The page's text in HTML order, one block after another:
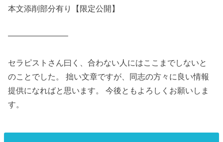
本文添削部分有り【限定公開】
———————–
セラピストさん曰く、合わない人にはここまでしないと
のことでした。 拙い文章ですが、同志の方々に良い情報
提供になればと思います。 今後ともよろしくお願いしま
す。